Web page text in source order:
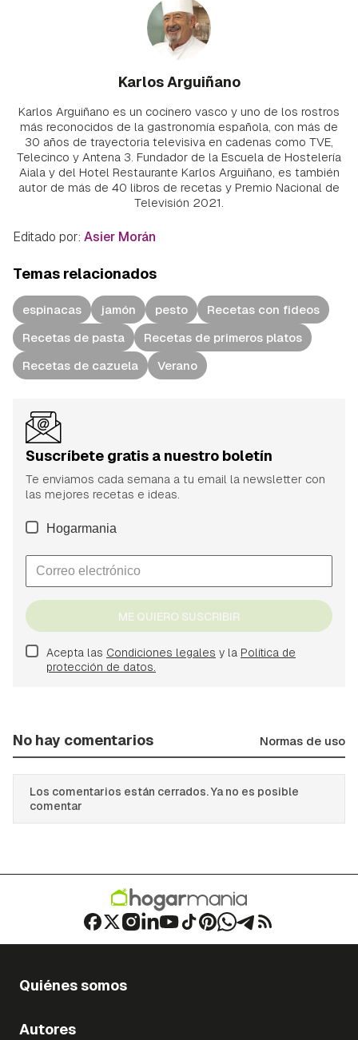
Karlos Arguiñano
Karlos Arguiñano es un cocinero vasco y uno de los rostros
más reconocidos de la gastronomía española, con más de
30 años de trayectoria televisiva en cadenas como TVE,
Telecinco y Antena 3. Fundador de la Escuela de Hostelería
Aiala y del Hotel Restaurante Karlos Arguiñano, es también
autor de más de 40 libros de recetas y Premio Nacional de
Televisión 2021.
Editado por: Asier Morán
Temas relacionados
espinacas jamón pesto
Recetas con fideos
Recetas de pasta
Recetas de primeros platos
Recetas de cazuela
Verano
Suscríbete gratis a nuestro boletín
Te enviamos cada semana a tu email la newsletter con
las mejores recetas e ideas.
Hogarmania
ME QUIERO SUSCRIBIR
Acepta las Condiciones legales y la Política de
protección de datos.
No hay comentarios Normas de uso
Los comentarios están cerrados. Ya no es posible
comentar
Quiénes somos
Autores